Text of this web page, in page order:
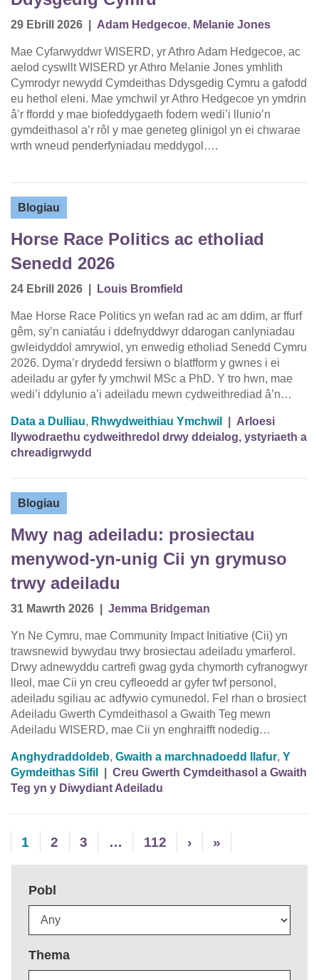
29 Ebrill 2026 Adam Hedgecoe, Melanie Jones
Mae Cyfarwyddwr WISERD, yr Athro Adam Hedgecoe, ac
aelod cyswllt WISERD yr Athro Melanie Jones ymhlith
Cymrodyr newydd Cymdeithas Ddysgedig Cymru a gafodd
eu hethol eleni. Mae ymchwil yr Athro Hedgecoe yn ymdrin
â’r ffordd y mae biofeddygaeth fodern wedi’i llunio’n
gymdeithasol a’r rôl y mae geneteg glinigol yn ei chwarae
wrth wneud penderfyniadau meddygol….
Blogiau
Horse Race Politics ac etholiad
Senedd 2026
24 Ebrill 2026 Louis Bromfield
Mae Horse Race Politics yn wefan rad ac am ddim, ar ffurf
gêm, sy’n caniatáu i ddefnyddwyr ddarogan canlyniadau
gwleidyddol amrywiol, yn enwedig etholiad Senedd Cymru
2026. Dyma’r drydedd fersiwn o blatfform y gwnes i ei
adeiladu ar gyfer fy ymchwil MSc a PhD. Y tro hwn, mae
wedi’i ddylunio a’i adeiladu mewn cydweithrediad â’n…
Data a Dulliau, Rhwydweithiau Ymchwil
Arloesi
llywodraethu cydweithredol drwy ddeialog, ystyriaeth a
chreadigrwydd
Blogiau
Mwy nag adeiladu: prosiectau
menywod-yn-unig Cii yn grymuso
trwy adeiladu
31 Mawrth 2026 Jemma Bridgeman
Yn Ne Cymru, mae Community Impact Initiative (Cii) yn
trawsnewid bywydau trwy brosiectau adeiladu ymarferol.
Drwy adnewyddu cartrefi gwag gyda chymorth cyfranogwyr
lleol, mae Cii yn creu cyfleoedd ar gyfer twf personol,
adeiladu sgiliau ac adfywio cymunedol. Fel rhan o brosiect
Adeiladu Gwerth Cymdeithasol a Gwaith Teg mewn
Adeiladu WISERD, mae Cii yn enghraifft nodedig…
Anghydraddoldeb, Gwaith a marchnadoedd llafur, Y
Gymdeithas Sifil
Creu Gwerth Cymdeithasol a Gwaith
Teg yn y Diwydiant Adeiladu
1 2 3 … 112 › »
Pobl
Thema